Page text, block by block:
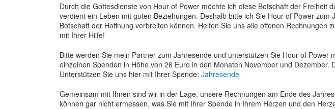
Durch die Gottesdienste von Hour of Power möchte ich diese Botschaft der
verdient ein Leben mit guten Beziehungen. Deshalb bitte ich Sie Hour of Power
Botschaft der Hoffnung verbreiten können. Helfen Sie uns alle offenen
mit Ihrer Hilfe!
Bitte werden Sie mein Partner zum Jahresende und unterstützen Sie Hour of Power
einzelnen Spenden in Höhe von 26 Euro in den Monaten November und Dezember.
Unterstützen Sie uns hier mit Ihrer Spende: Jahresende
Gemeinsam mit Ihnen sind wir in der Lage, unsere Rechnungen am Ende des
können gar nicht ermessen, was Sie mit Ihrer Spende in Ihrem Herzen und den